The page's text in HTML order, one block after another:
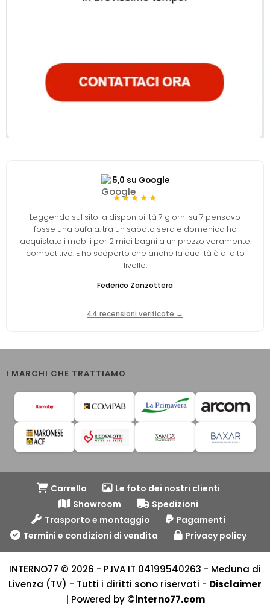
5,0 su Google
★★★★★
Leggendo sul sito la disponibilità 7 giorni su 7 pensavo
fosse una bufala: tra un sabato sera e domenica ho
acquistato i mobili per 2 miei bagni a un prezzo veramente
competitivo. E ho scoperto che anche la qualità è di alto
livello.
Federico Zanzottera
44 recensioni verificate →
I MARCHI CHE TRATTIAMO
Carrello
Le foto dei nostri clienti
Showroom
Spedizioni
Trasporto e montaggio
Pagamenti
Termini e condizioni di vendita
Privacy policy
INTERNO77 © 2026 - P.IVA IT 04199540263 - Meduna di
Livenza (TV) - Tutti i diritti sono riservati - Disclaimer
| Powered by ©interno77.com